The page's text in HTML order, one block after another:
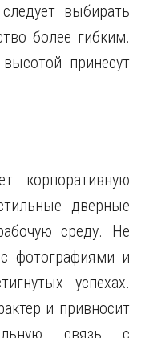
выбирать
более гибким.
принесут
корпоративную
дверные
среду. Не
фотографиями и
успехах.
и привносит
связь с